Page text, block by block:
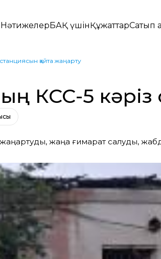
НәтижелерБАҚ үшінҚұжаттарСатып
қайта жаңарту
КСС-5
жаңартуды, жаңа ғимарат салуды,